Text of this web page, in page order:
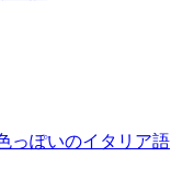
っぽいのイタリア語